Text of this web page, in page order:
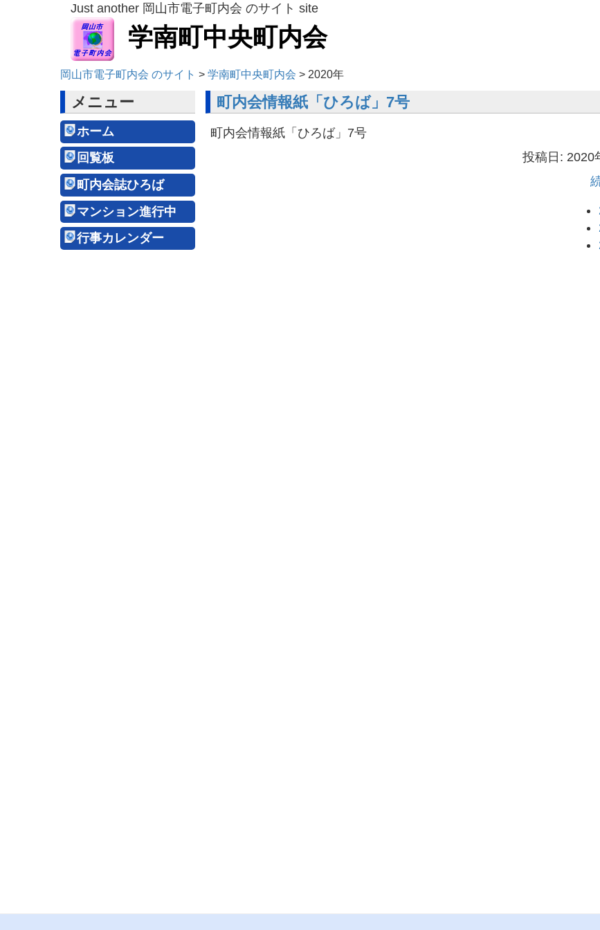
Just another 岡山市電子町内会 のサイト site
学南町中央町内会
岡山市電子町内会 のサイト > 学南町中央町内会 > 2020年
メニュー
ホーム
回覧板
町内会誌ひろば
マンション進行中
行事カレンダー
町内会情報紙「ひろば」7号
町内会情報紙「ひろば」7号
投稿日: 2020